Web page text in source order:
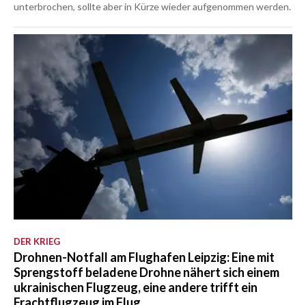
unterbrochen, sollte aber in Kürze wieder aufgenommen werden.
DER KRIEG
Drohnen-Notfall am Flughafen Leipzig: Eine mit
Sprengstoff beladene Drohne nähert sich einem
ukrainischen Flugzeug, eine andere trifft ein